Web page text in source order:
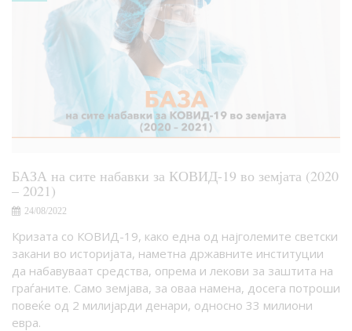
БАЗА на сите набавки за КОВИД-19 во земјата (2020
– 2021)
24/08/2022
Кризата со КОВИД-19, како една од најголемите светски
закани во историјата, наметна државните институции
да набавуваат средства, опрема и лекови за заштита на
граѓаните. Само земјава, за оваа намена, досега потроши
повеќе од 2 милијарди денари, односно 33 милиони
евра.